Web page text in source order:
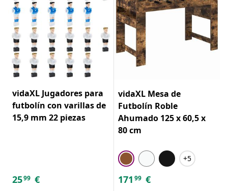
vidaXL Jugadores para
futbolín con varillas de
15,9 mm 22 piezas
2599 €
vidaXL Mesa de
Futbolín Roble
Ahumado 125 x 60,5 x
80 cm
+5
171 99 €